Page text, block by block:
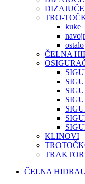
TRO-
kuke
ostalo
ČELNA
KLINOVI
ČELNA